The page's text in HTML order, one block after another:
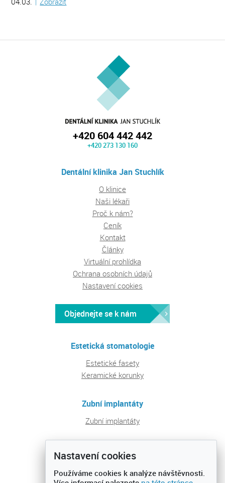
+420 604 442 442
+420 273 130 160
Dentální klinika Jan Stuchlík
O klinice
Naši lékaři
Proč k nám?
Ceník
Kontakt
Články
Virtuální prohlídka
Ochrana osobních údajů
Nastavení cookies
Objednejte se k nám
Estetická stomatologie
Estetické fasety
Keramické korunky
Zubní implantáty
Zubní implantáty
Pravidelná péče a prevence
Preventivní prohlídky
Nastavení cookies
Používáme cookies k analýze návštěvnosti.